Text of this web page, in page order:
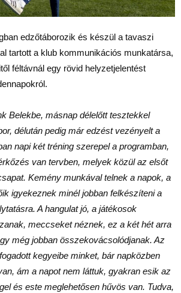
edzőtáborozik és készül a tavaszi
tartott a klub kommunikációs munkatársa,
féltávnál egy rövid helyzetjelentést
Belekbe, másnap délelőtt tesztekkel
délután pedig már edzést vezényelt a
napi két tréning szerepel a programban,
van tervben, melyek közül az elsőt
Kemény munkával telnek a napok, a
igyekeznek minél jobban felkészíteni a
A hangulat jó, a játékosok
meccseket néznek, ez a két hét arra
még jobban összekovácsolódjanak. Az
kegyeibe minket, bár napközben
ám a napot nem láttuk, gyakran esik az
és este meglehetősen hűvös van. Tudva,